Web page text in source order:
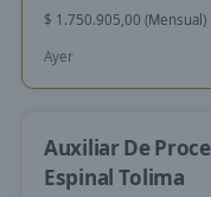
$ 1.750.905,00 (Mensual)
Ayer
Auxiliar De
Espinal Tolima